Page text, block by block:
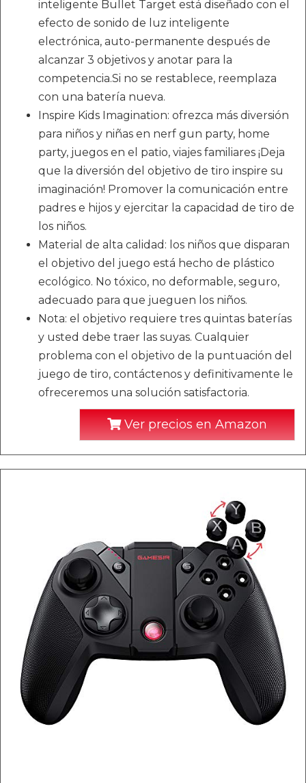
inteligente Bullet Target está diseñado con el
efecto de sonido de luz inteligente
electrónica, auto-permanente después de
alcanzar 3 objetivos y anotar para la
competencia.Si no se restablece, reemplaza
con una batería nueva.
Inspire Kids Imagination: ofrezca más diversión
para niños y niñas en nerf gun party, home
party, juegos en el patio, viajes familiares ¡Deja
que la diversión del objetivo de tiro inspire su
imaginación! Promover la comunicación entre
padres e hijos y ejercitar la capacidad de tiro de
los niños.
Material de alta calidad: los niños que disparan
el objetivo del juego está hecho de plástico
ecológico. No tóxico, no deformable, seguro,
adecuado para que jueguen los niños.
Nota: el objetivo requiere tres quintas baterías
y usted debe traer las suyas. Cualquier
problema con el objetivo de la puntuación del
juego de tiro, contáctenos y definitivamente le
ofreceremos una solución satisfactoria.
Ver precios en Amazon